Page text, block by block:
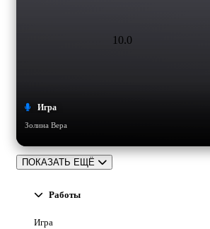
10.0
Игра
Золина Вера
ПОКАЗАТЬ ЕЩЁ
Работы
Игра